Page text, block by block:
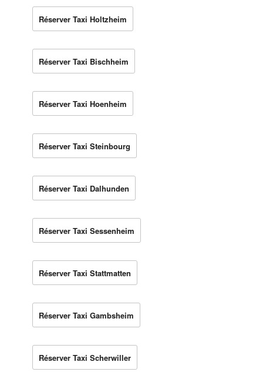
Réserver Taxi Holtzheim
Réserver Taxi Bischheim
Réserver Taxi Hoenheim
Réserver Taxi Steinbourg
Réserver Taxi Dalhunden
Réserver Taxi Sessenheim
Réserver Taxi Stattmatten
Réserver Taxi Gambsheim
Réserver Taxi Scherwiller